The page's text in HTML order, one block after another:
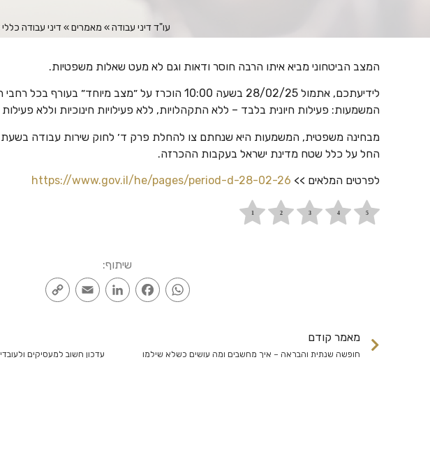
עו"ד דיני עבודה» מאמרים»דיני עבודה כללי
המצב הביטחוני מביא איתו הרבה חוסר ודאות וגם לא מעט שאלות משפטיות.
לידיעתכם, אתמול 28/02/25 בשעה 10:00 הוכרז על ״מצב מיוחד״ בעורף בכל רחבי המדינה.
המשמעות: פעילות חיונית בלבד – ללא התקהלויות, ללא פעילויות חינוכיות וללא
מבחינה משפטית, המשמעות היא שנחתם צו להחלת פרק ד׳ לחוק שירות עבודה בשעת
החל על כלל שטח מדינת ישראל בעקבות ההכרזה.
לפרטים המלאים >> https://www.gov.il/he/pages/period-d-28-02-26
שיתוף:
WhatsApp
Facebook
LinkedIn
Email
מאמר קודם
חופשה שנתית והבראה – איך מחשבים ומה עושים כשלא שילמו עדכון חשוב למעסיקים